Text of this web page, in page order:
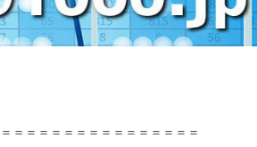
＝＝＝＝＝＝＝＝＝＝＝＝＝＝＝